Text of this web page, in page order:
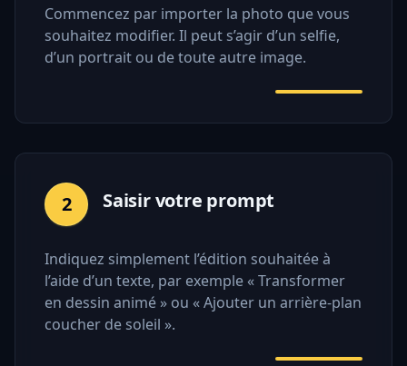
Commencez par importer la photo que vous
souhaitez modifier. Il peut s’agir d’un selfie,
d’un portrait ou de toute autre image.
2 Saisir votre prompt
Indiquez simplement l’édition souhaitée à
l’aide d’un texte, par exemple « Transformer
en dessin animé » ou « Ajouter un arrière-plan
coucher de soleil ».